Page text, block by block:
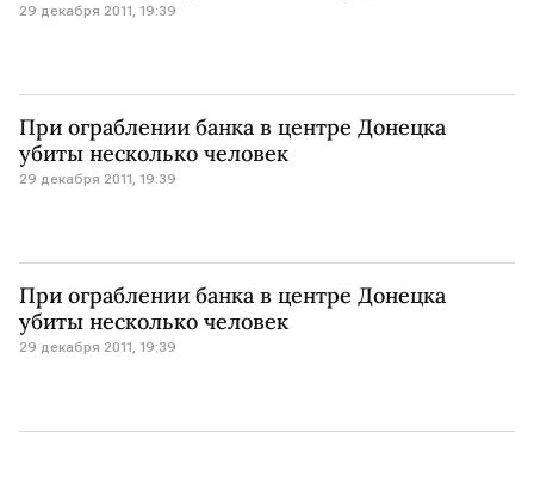
29 декабря 2011, 19:39
При ограблении банка в центре Донецка
убиты несколько человек
29 декабря 2011, 19:39
При ограблении банка в центре Донецка
убиты несколько человек
29 декабря 2011, 19:39